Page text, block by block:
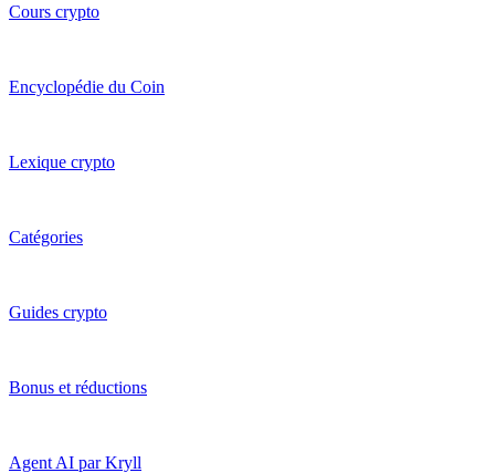
Cours crypto
Encyclopédie du Coin
Lexique crypto
Catégories
Guides crypto
Bonus et réductions
Agent AI par Kryll